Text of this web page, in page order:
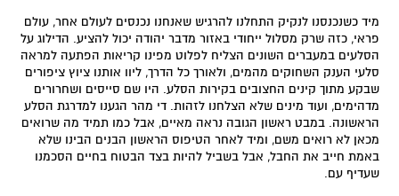
מיד כשנכנסנו לנקיק התחלנו להרגיש שאנחנו נכנסים לעולם אחר, עולם
פראי, כזה שרק מסלול ייחודי באזור מדבר יהודה יכול להציע. הדילוג על
הסלעים במעברים השונים הצליח לפלוט מפינו קריאות הפתעה למראה
סלעי הענק השחוקים מהמים, ולאורך כל הדרך, ליוו אותנו ציוץ ציפורים
שבקע מתוך קינים החצובים בקירות הסלע. היו שם סייסים ושחרורים
מדהימים, ועוד מינים שלא הצלחנו לזהות. די מהר הגענו למדרגת הסלע
הראשונה. במבט ראשון הגובה נראה מאיים, אבל כמו תמיד מה שרואים
מכאן לא רואים משם, ומיד לאחר הטיפוס הראשון הבנים הבינו שלא
באמת חייב את החבל, אבל בשביל להיות בצד הבטוח בחיים הסכמנו
שעדיף עם.